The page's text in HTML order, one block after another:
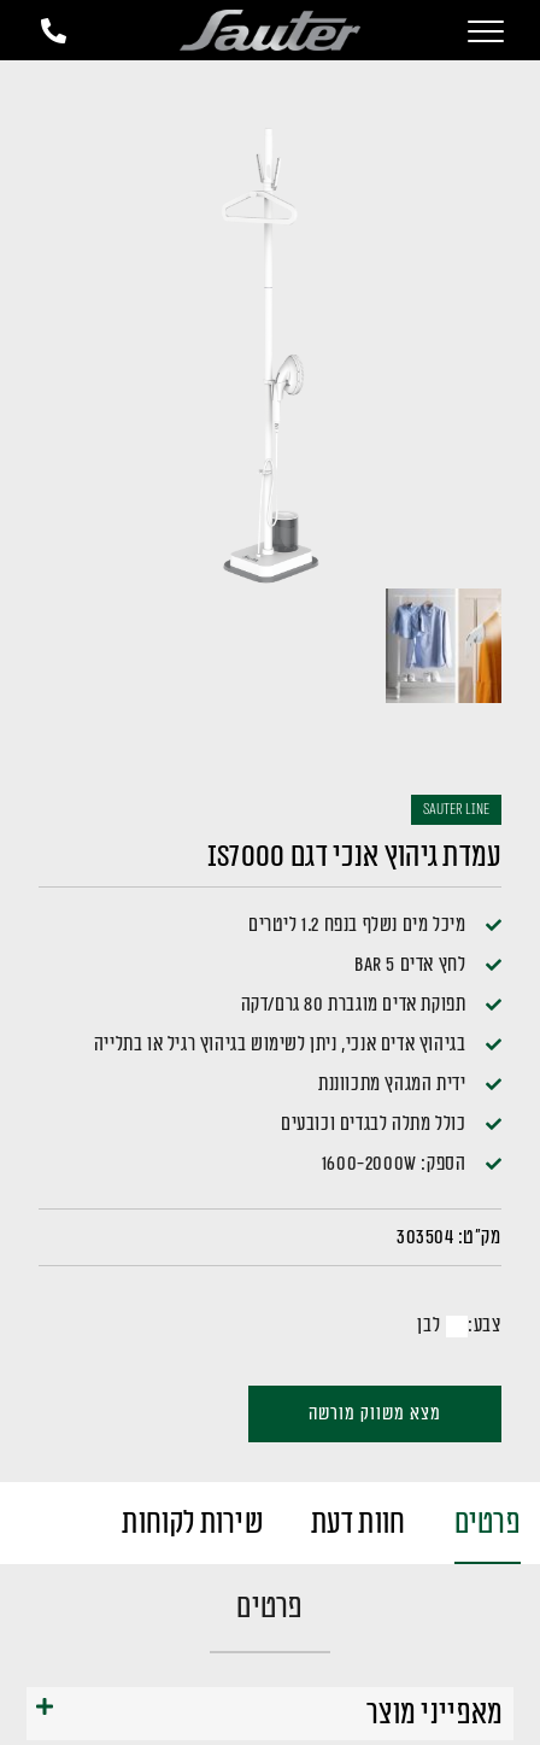
sauter LINE
עמדת גיהוץ אנכי דגם IS7000
מיכל מים נשלף בנפח 1.2 ליטרים
לחץ אדים 5 bar
תפוקת אדים מוגברת 80 גרם/דקה
בגיהוץ אדים אנכי, ניתן לשימוש בגיהוץ רגיל או בתלייה
ידית המגהץ מתכווננת
כולל מתלה לבגדים וכובעים
הספק: 1600-2000W
מק"ט: 303504
צבע: לבן
מצא משווק מורשה
פרטים חוות דעת שירות לקוחות
פרטים
מאפייני מוצר